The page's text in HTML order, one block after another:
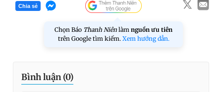
Chia sẻ
Chọn Báo Thanh Niên làm nguồn ưu tiên
trên Google tìm kiếm. Xem hướng dẫn.
Bình luận (0)